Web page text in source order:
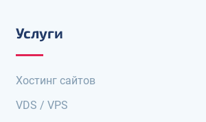
Услуги
Хостинг сайтов
VDS / VPS